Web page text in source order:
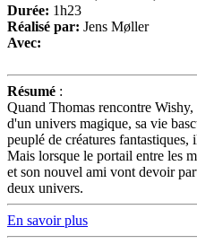
Durée: 1h23
Réalisé par: Jens Møller
Avec:
Résumé :
Quand Thomas rencontre
d'un univers magique, sa vie
peuplé de créatures
Mais lorsque le portail entre les
et son nouvel ami vont devoir
deux univers.
En savoir plus